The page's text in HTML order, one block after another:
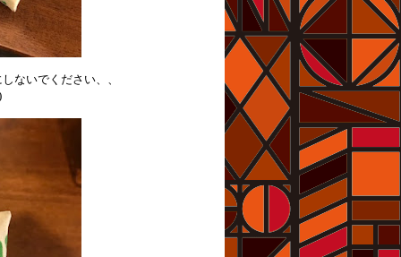
ないでください、、